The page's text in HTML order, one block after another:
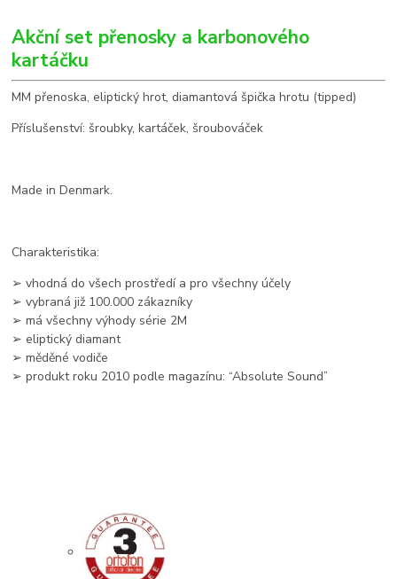
Akční set přenosky a karbonového
kartáčku
MM přenoska, eliptický hrot, diamantová špička hrotu (tipped)
Příslušenství: šroubky, kartáček, šroubováček
Made in Denmark.
Charakteristika:
➢ vhodná do všech prostředí a pro všechny účely
➢ vybraná již 100.000 zákazníky
➢ má všechny výhody série 2M
➢ eliptický diamant
➢ měděné vodiče
➢ produkt roku 2010 podle magazínu: “Absolute Sound”